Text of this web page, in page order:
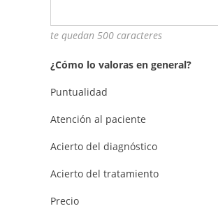
te quedan 500 caracteres
¿Cómo lo valoras en general?
Puntualidad
Atención al paciente
Acierto del diagnóstico
Acierto del tratamiento
Precio